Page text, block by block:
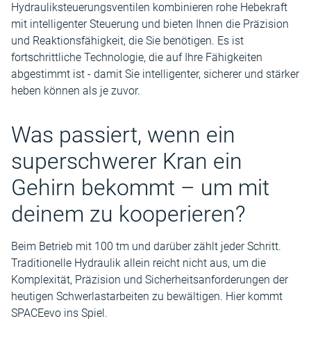
Hydrauliksteuerungsventilen kombinieren rohe Hebekraft
mit intelligenter Steuerung und bieten Ihnen die Präzision
und Reaktionsfähigkeit, die Sie benötigen. Es ist
fortschrittliche Technologie, die auf Ihre Fähigkeiten
abgestimmt ist - damit Sie intelligenter, sicherer und stärker
heben können als je zuvor.
Was passiert, wenn ein
superschwerer Kran ein
Gehirn bekommt – um mit
deinem zu kooperieren?
Beim Betrieb mit 100 tm und darüber zählt jeder Schritt.
Traditionelle Hydraulik allein reicht nicht aus, um die
Komplexität, Präzision und Sicherheitsanforderungen der
heutigen Schwerlastarbeiten zu bewältigen. Hier kommt
SPACEevo ins Spiel.